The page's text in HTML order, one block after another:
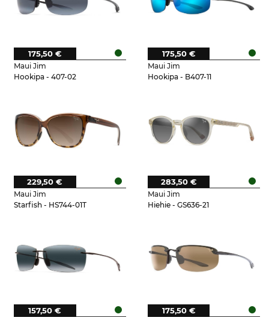
Maui Jim
Hookipa - 407-02
175,50 €
Maui Jim
Hookipa - B407-11
175,50 €
Maui Jim
Starfish - HS744-01T
229,50 €
Maui Jim
Hiehie - GS636-21
283,50 €
157,50 € 175,50 €